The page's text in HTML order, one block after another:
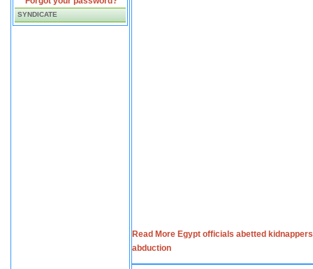
SYNDICATE
Read More Egypt officials abetted
abduction